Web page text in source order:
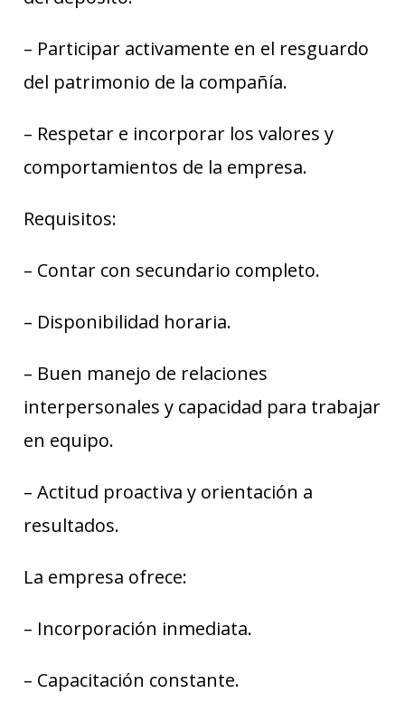
– Participar activamente en el resguardo
del patrimonio de la compañía.
– Respetar e incorporar los valores y
comportamientos de la empresa.
Requisitos:
– Contar con secundario completo.
– Disponibilidad horaria.
– Buen manejo de relaciones
interpersonales y capacidad para trabajar
en equipo.
– Actitud proactiva y orientación a
resultados.
La empresa ofrece:
– Incorporación inmediata.
– Capacitación constante.